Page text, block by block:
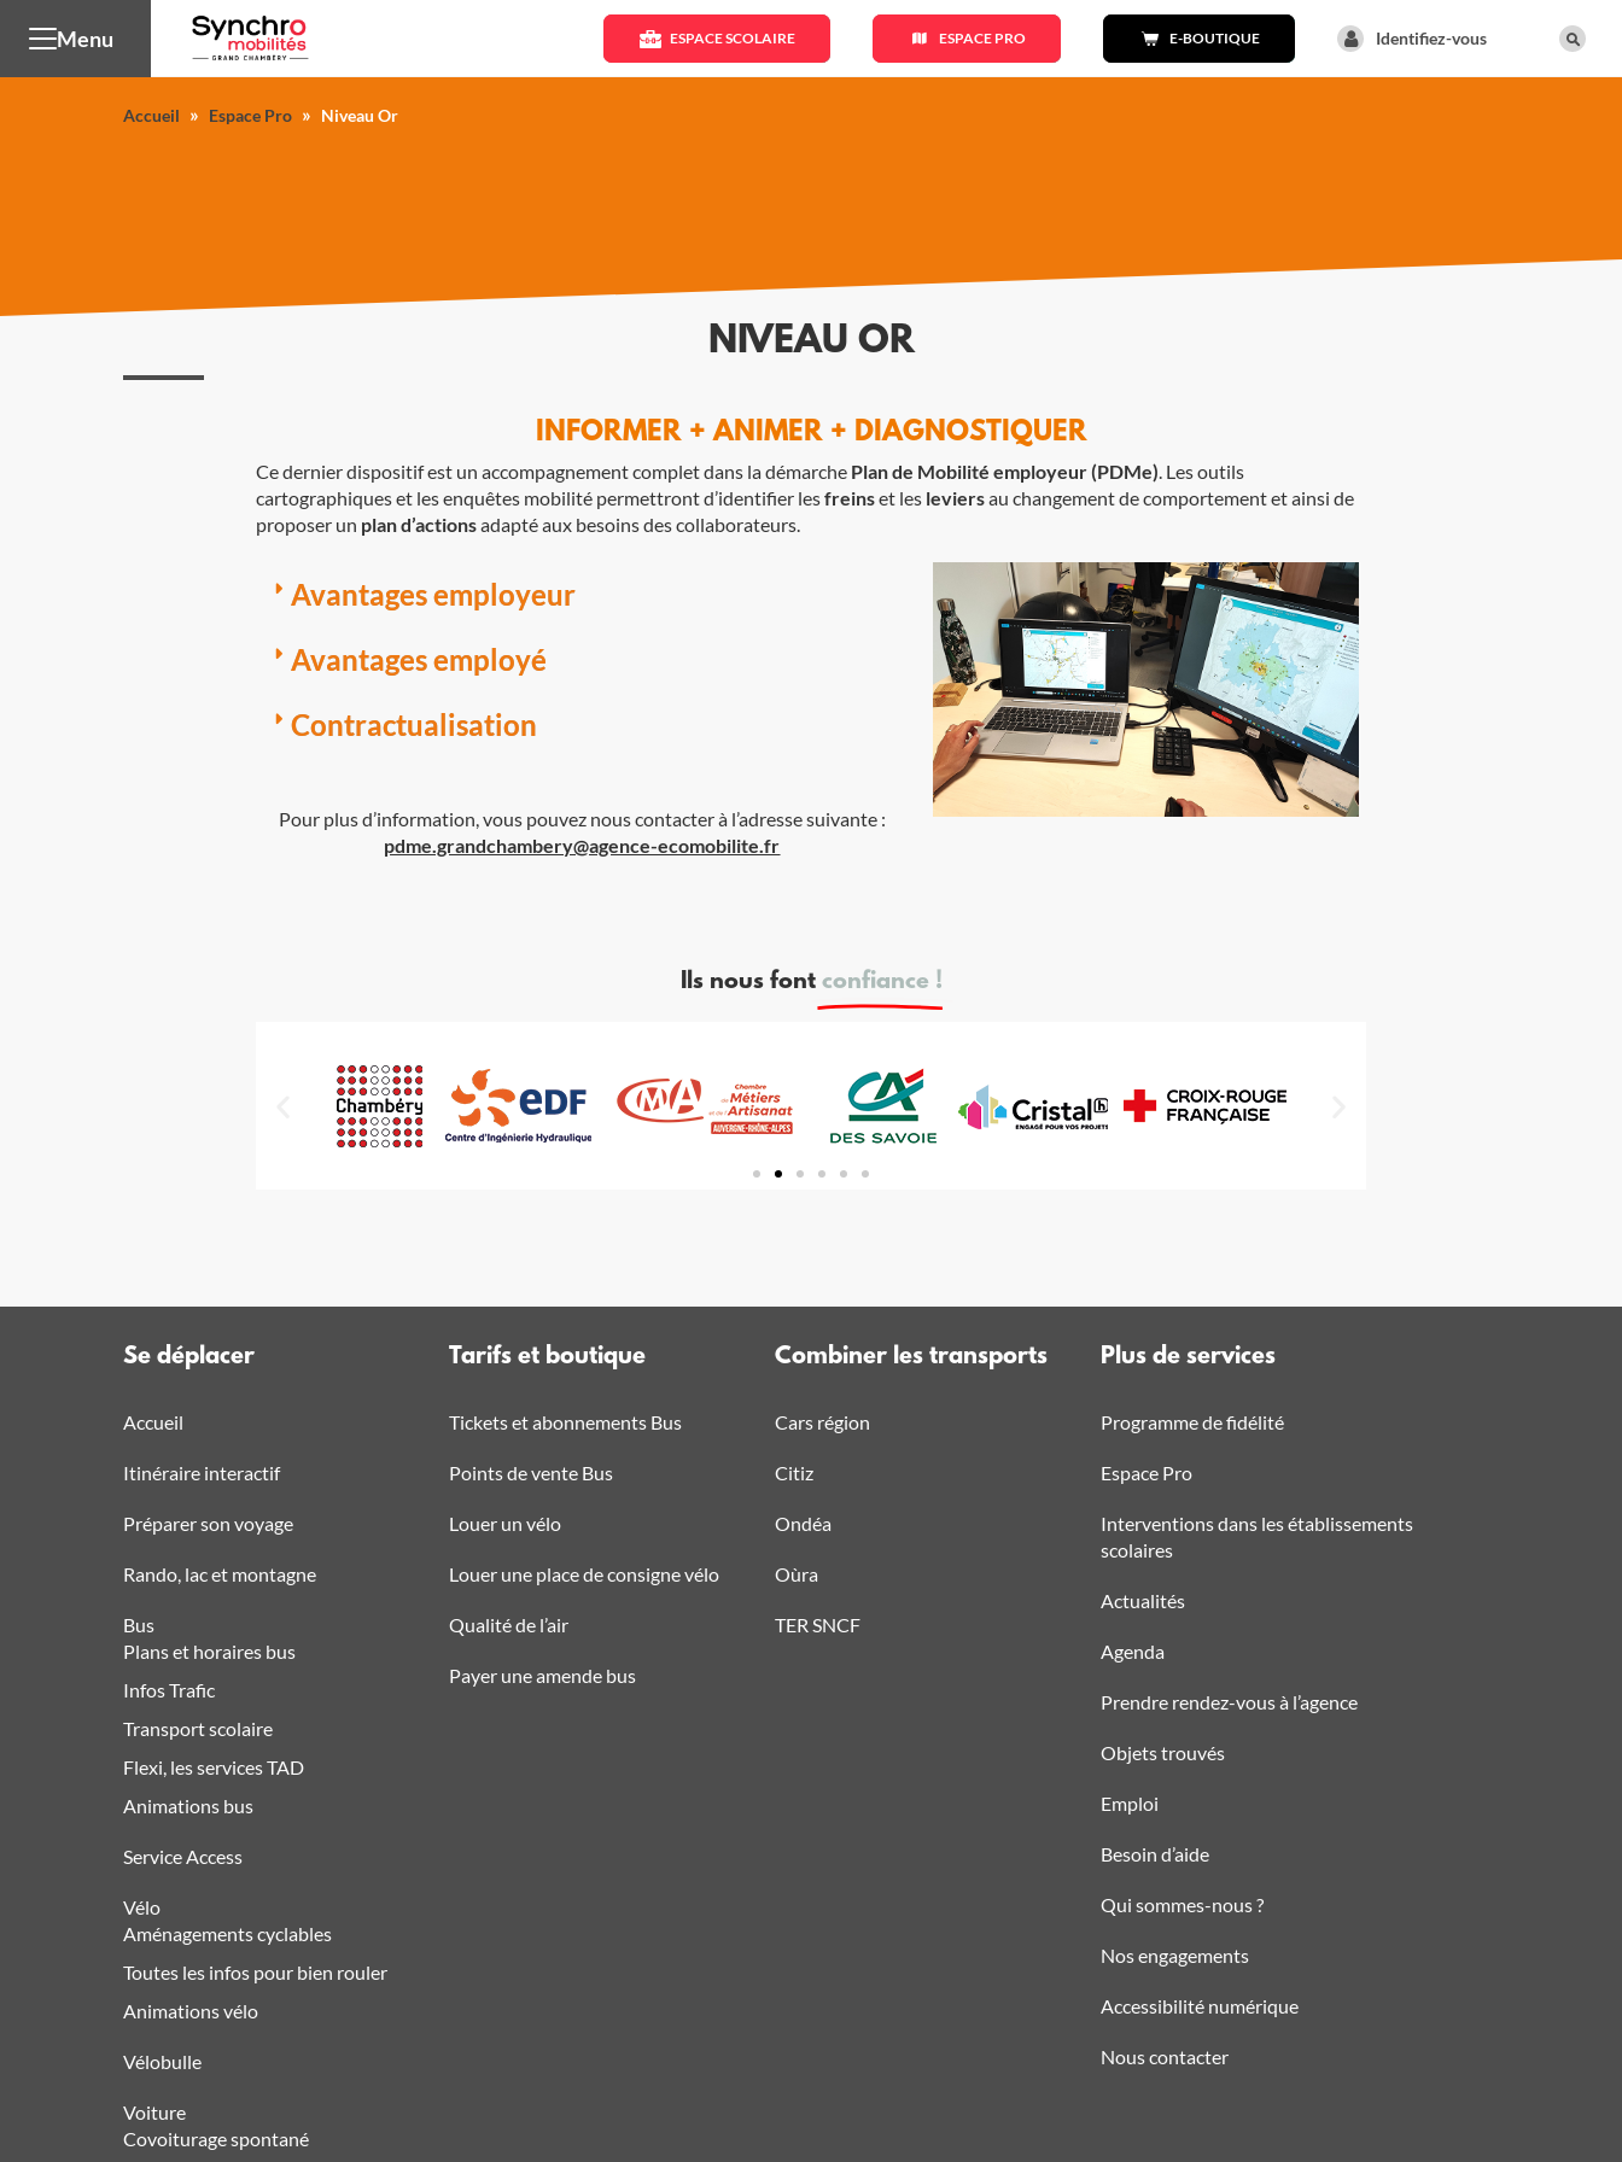
Menu ESPACE SCOLAIRE ESPACE PRO E-BOUTIQUE Identifiez-vous
Accueil » Espace Pro » Niveau Or
NIVEAU OR
INFORMER + ANIMER + DIAGNOSTIQUER
Ce dernier dispositif est un accompagnement complet dans la démarche Plan de Mobilité employeur (PDMe). Les outils
cartographiques et les enquêtes mobilité permettront d’identifier lesfreinset les leviersau changement de comportement et ainsi de
proposer un plan d’actionsadapté aux besoins des collaborateurs.
Avantages employeur
Avantages employé
Contractualisation
Pour plus d’information, vous pouvez nous contacter à l’adresse suivante :
pdme.grandchambery@agence-ecomobilite.fr
Ils nous font confiance !
Se déplacer
Accueil
Itinéraire interactif
Préparer son voyage
Rando, lac et montagne
Bus
Plans et horaires bus
Infos Trafic
Transport scolaire
Flexi, les services TAD
Animations bus
Service Access
Vélo
Aménagements cyclables
Toutes les infos pour bien rouler
Animations vélo
Vélobulle
Voiture
Covoiturage spontané
Tarifs et boutique
Tickets et abonnements Bus
Points de vente Bus
Louer un vélo
Louer une place de consigne vélo
Qualité de l’air
Payer une amende bus
Combiner les transports
Cars région
Citiz
Ondéa
Oùra
TER SNCF
Plus de services
Programme de fidélité
Espace Pro
Interventions dans les établissements
scolaires
Actualités
Agenda
Prendre rendez-vous à l’agence
Objets trouvés
Emploi
Besoin d’aide
Qui sommes-nous ?
Nos engagements
Accessibilité numérique
Nous contacter
Panneau de gestion des cookies